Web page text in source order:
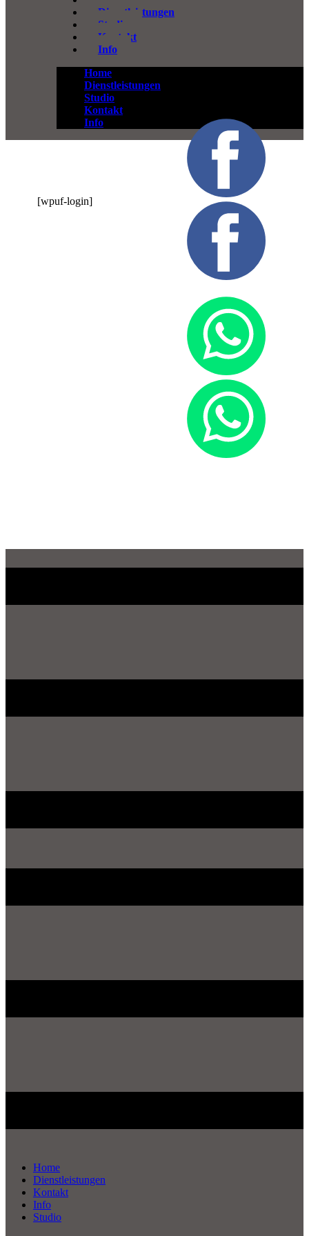
Dienstleistungen
Studio
Kontakt
Info
Home
Dienstleistungen
Studio
Kontakt
Info
[wpuf-login]
Home
Dienstleistungen
Kontakt
Info
Studio